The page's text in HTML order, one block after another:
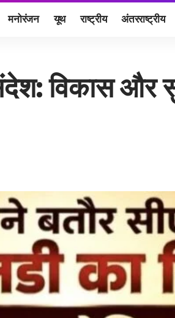
मनोरंजन यूथ राष्ट्रीय अंतरराष्ट्रीय
विकास और